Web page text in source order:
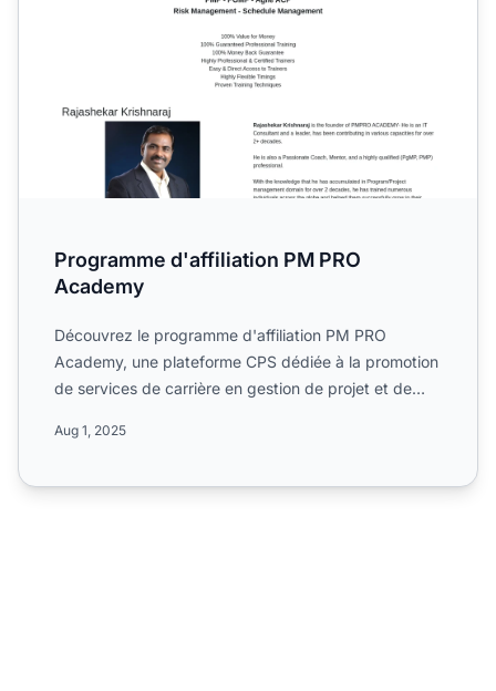
Programme d'affiliation PM PRO
Academy
Découvrez le programme d'affiliation PM PRO
Academy, une plateforme CPS dédiée à la promotion
de services de carrière en gestion de projet et de
Aug 1, 2025